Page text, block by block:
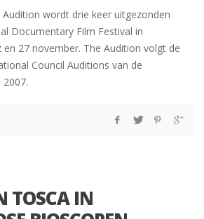
wordt drie keer uitgezonden
Documentary Film Festival in
27 november. The Audition volgt de
Council Auditions van de
TOSCA IN